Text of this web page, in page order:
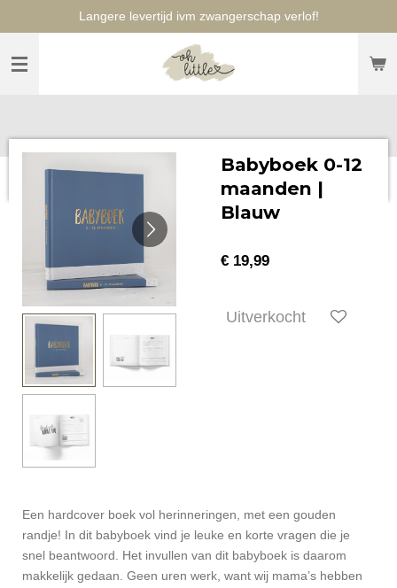
naar
hoofdinhoud
Langere levertijd ivm zwangerschap verlof!
Babyboek 0-12
maanden |
Blauw
€ 19,99
Uitverkocht
Een hardcover boek vol herinneringen, met een gouden
randje! In dit babyboek vind je leuke en korte vragen die je
snel beantwoord. Het invullen van dit babyboek is daarom
makkelijk gedaan. Geen uren werk, want wij mama’s hebben